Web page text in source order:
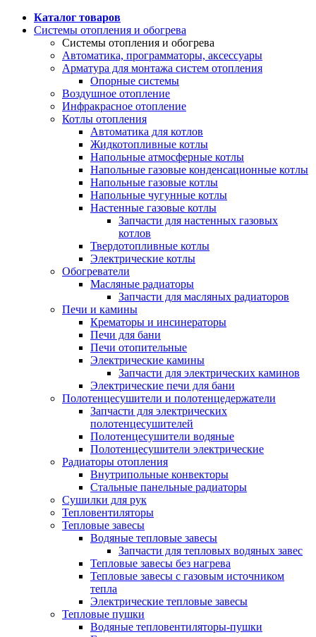
Каталог товаров
Системы отопления и обогрева
Системы отопления и обогрева
Автоматика, программаторы, аксессуары
Арматура для монтажа систем отопления
Опорные системы
Воздушное отопление
Инфракрасное отопление
Котлы отопления
Автоматика для котлов
Жидкотопливные котлы
Напольные атмосферные котлы
Напольные газовые конденсационные котлы
Напольные газовые котлы
Напольные чугунные котлы
Настенные газовые котлы
Запчасти для настенных газовых
котлов
Твердотопливные котлы
Электрические котлы
Обогреватели
Масляные радиаторы
Запчасти для масляных радиаторов
Печи и камины
Крематоры и инсинераторы
Печи для бани
Печи отопительные
Электрические камины
Запчасти для электрических каминов
Электрические печи для бани
Полотенцесушители и полотенцедержатели
Запчасти для электрических
полотенцесушителей
Полотенцесушители водяные
Полотенцесушители электрические
Радиаторы отопления
Внутрипольные конвекторы
Стальные панельные радиаторы
Сушилки для рук
Тепловентиляторы
Тепловые завесы
Водяные тепловые завесы
Запчасти для тепловых водяных завес
Тепловые завесы без нагрева
Тепловые завесы с газовым источником
тепла
Электрические тепловые завесы
Тепловые пушки
Водяные тепловентиляторы-пушки